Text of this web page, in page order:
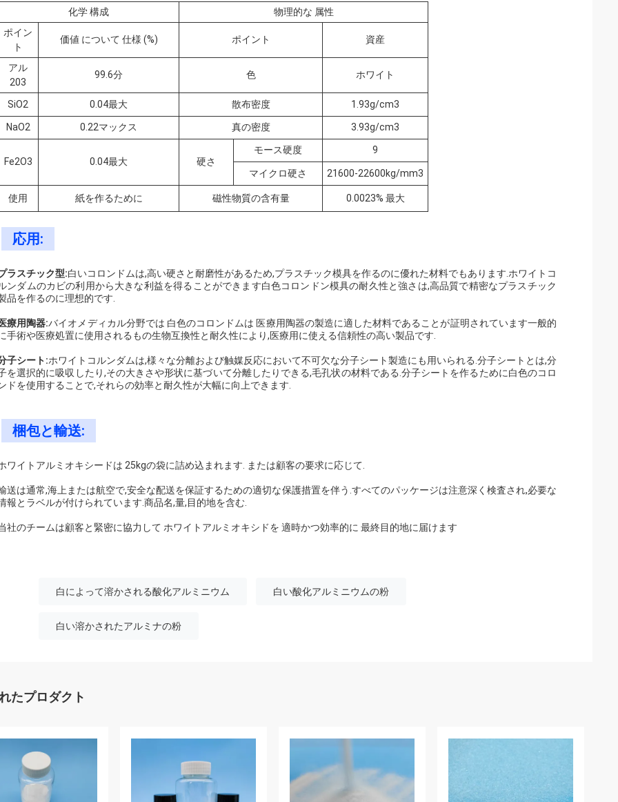
化学 構成 物理的な 属性
ポイン
ト
価値 について 仕様 (%) ポイント 資産
アル
203
99.6分 色 ホワイト
SiO2 0.04最大 散布密度 1.93g/cm3
NaO2 0.22マックス 真の密度 3.93g/cm3
Fe2O3 0.04最大 硬さ
モース硬度 9
マイクロ硬さ 21600-22600kg/mm3
使用 紙を作るために 磁性物質の含有量 0.0023% 最大
応用:
ラスチック型:白いコロンドムは,高い硬さと耐磨性があるため,プラスチック模具を作るのに優れた材料でもあります.ホワイトコ
ンダムのカビの利用から大きな利益を得ることができます白色コロンドン模具の耐久性と強さは,高品質で精密なプラスチック
品を作るのに理想的です.
療用陶器:バイオメディカル分野では 白色のコロンドムは 医療用陶器の製造に適した材料であることが証明されています一般的
手術や医療処置に使用されるもの生物互換性と耐久性により,医療用に使える信頼性の高い製品です.
子シート:ホワイトコルンダムは,様々な分離および触媒反応において不可欠な分子シート製造にも用いられる.分子シートとは,分
を選択的に吸収したり,その大きさや形状に基づいて分離したりできる,毛孔状の材料である.分子シートを作るために白色のコロ
ドを使用することで,それらの効率と耐久性が大幅に向上できます.
梱包と輸送:
ワイトアルミオキシードは 25kgの袋に詰め込まれます. または顧客の要求に応じて.
送は通常,海上または航空で,安全な配送を保証するための適切な保護措置を伴う.すべてのパッケージは注意深く検査され,必要な
報とラベルが付けられています.商品名,量,目的地を含む.
社のチームは顧客と緊密に協力して ホワイトアルミオキシドを 適時かつ効率的に 最終目的地に届けます
白によって溶かされる酸化アルミニウム 白い酸化アルミニウムの粉
白い溶かされたアルミナの粉
たプロダクト